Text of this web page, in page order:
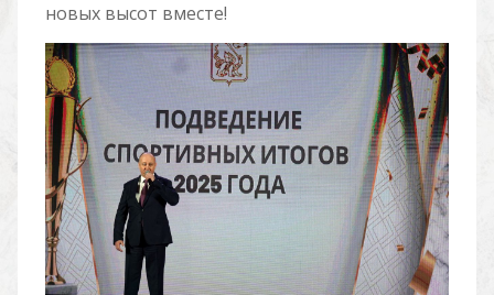
новых высот вместе!